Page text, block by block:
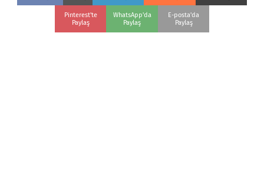
Pinterest'te
Paylaş
WhatsApp'da
Paylaş
E-posta'da
Paylaş